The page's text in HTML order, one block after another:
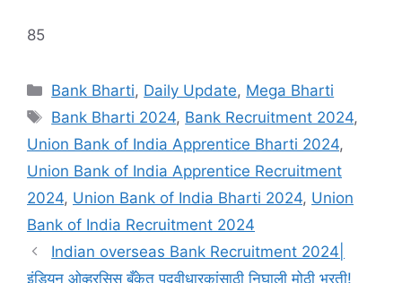
85
Categories
Bank Bharti, Daily Update, Mega Bharti
Tags
Bank Bharti 2024, Bank Recruitment 2024,
Union Bank of India Apprentice Bharti 2024,
Union Bank of India Apprentice Recruitment
2024, Union Bank of India Bharti 2024, Union
Bank of India Recruitment 2024
Indian overseas Bank Recruitment 2024|
इंडियन ओव्हरसिस बँकेत पदवीधारकांसाठी निघाली मोठी भरती!